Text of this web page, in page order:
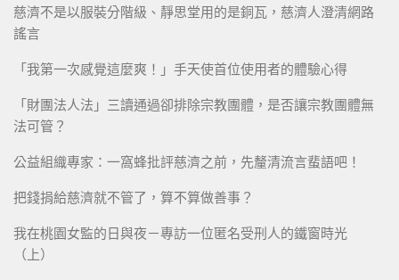
慈濟不是以服裝分階級、靜思堂用的是銅瓦，慈濟人澄清網路
謠言
「我第一次感覺這麼爽！」手天使首位使用者的體驗心得
「財團法人法」三讀通過卻排除宗教團體，是否讓宗教團體無
法可管？
公益組織專家：一窩蜂批評慈濟之前，先釐清流言蜚語吧！
把錢捐給慈濟就不管了，算不算做善事？
我在桃園女監的日與夜－專訪一位匿名受刑人的鐵窗時光
（上）